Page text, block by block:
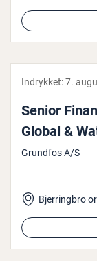
Indrykket:7.
Senior
Global &
Grundfos A/S
Bjerringbro